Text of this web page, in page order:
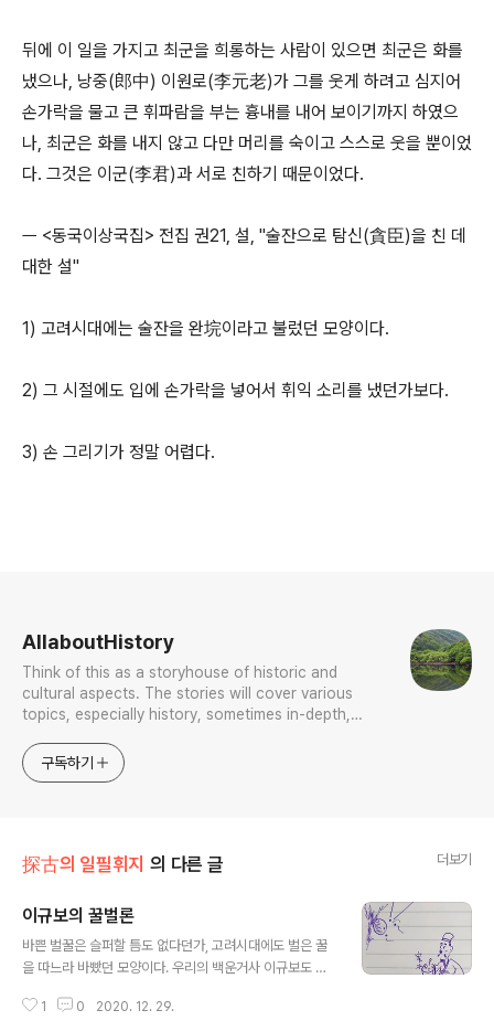
뒤에 이 일을 가지고 최군을 희롱하는 사람이 있으면 최군은 화를
냈으나, 낭중(郎中) 이원로(李元老)가 그를 웃게 하려고 심지어
손가락을 물고 큰 휘파람을 부는 흉내를 내어 보이기까지 하였으
나, 최군은 화를 내지 않고 다만 머리를 숙이고 스스로 웃을 뿐이었
다. 그것은 이군(李君)과 서로 친하기 때문이었다.
ㅡ <동국이상국집> 전집 권21, 설, "술잔으로 탐신(貪臣)을 친 데
대한 설"
1) 고려시대에는 술잔을 완垸이라고 불렀던 모양이다.
2) 그 시절에도 입에 손가락을 넣어서 휘익 소리를 냈던가보다.
3) 손 그리기가 정말 어렵다.
AllaboutHistory
Think of this as a storyhouse of historic and
cultural aspects. The stories will cover various
topics, especially history, sometimes in-depth,
approach will be to resist any common sense or
generalized viewpoint
구독하기
探古의 일필휘지 의 다른 글 더보기
이규보의 꿀벌론
바쁜 벌꿀은 슬퍼할 틈도 없다던가, 고려시대에도 벌은 꿀
을 따느라 바빴던 모양이다. 우리의 백운거사 이규보도 벌
펼친 적이 있었다. 술꾼의 벗 숙취를 가라앉히기 위해 꿀물
1 0 2020. 12. 29.